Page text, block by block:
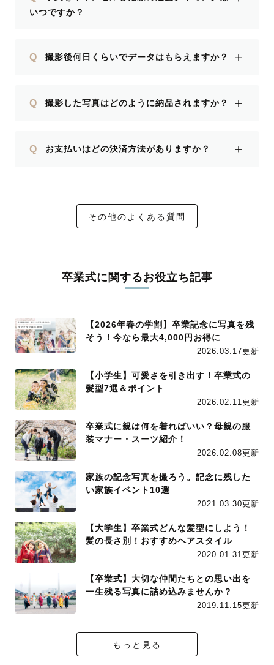
いつですか？
Q 撮影後何日くらいでデータはもらえますか？ ＋
Q 撮影した写真はどのように納品されますか？ ＋
Q お支払いはどの決済方法がありますか？ ＋
その他のよくある質問
卒業式に関するお役立ち記事
【2026年春の学割】卒業記念に写真を残
そう！今なら最大4,000円お得に
2026.03.17更新
【小学生】可愛さを引き出す！卒業式の
髪型7選＆ポイント
2026.02.11更新
卒業式に親は何を着ればいい？母親の服
装マナー・スーツ紹介！
2026.02.08更新
家族の記念写真を撮ろう。記念に残した
い家族イベント10選
2021.03.30更新
【大学生】卒業式どんな髪型にしよう！
髪の長さ別！おすすめヘアスタイル
2020.01.31更新
【卒業式】大切な仲間たちとの思い出を
一生残る写真に詰め込みませんか？
2019.11.15更新
もっと見る